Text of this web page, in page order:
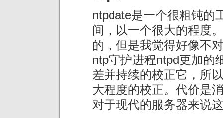
ntpdate是一个很粗钝
间，以一个很大的程度
的，但是我觉得好像不
ntp守护进程ntpd更加的
差并持续的校正它，所
大程度的校正。代价是
对于现代的服务器来说